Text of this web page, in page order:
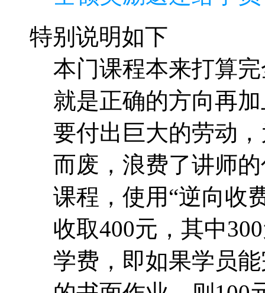
要付出巨大的劳动
而废，浪费了讲师
课程，使用“逆向收
收取400元，其中
学费，即如果学员
的书面作业，则100
完全所有的学习计
可以转化为大家强
课程授课方式